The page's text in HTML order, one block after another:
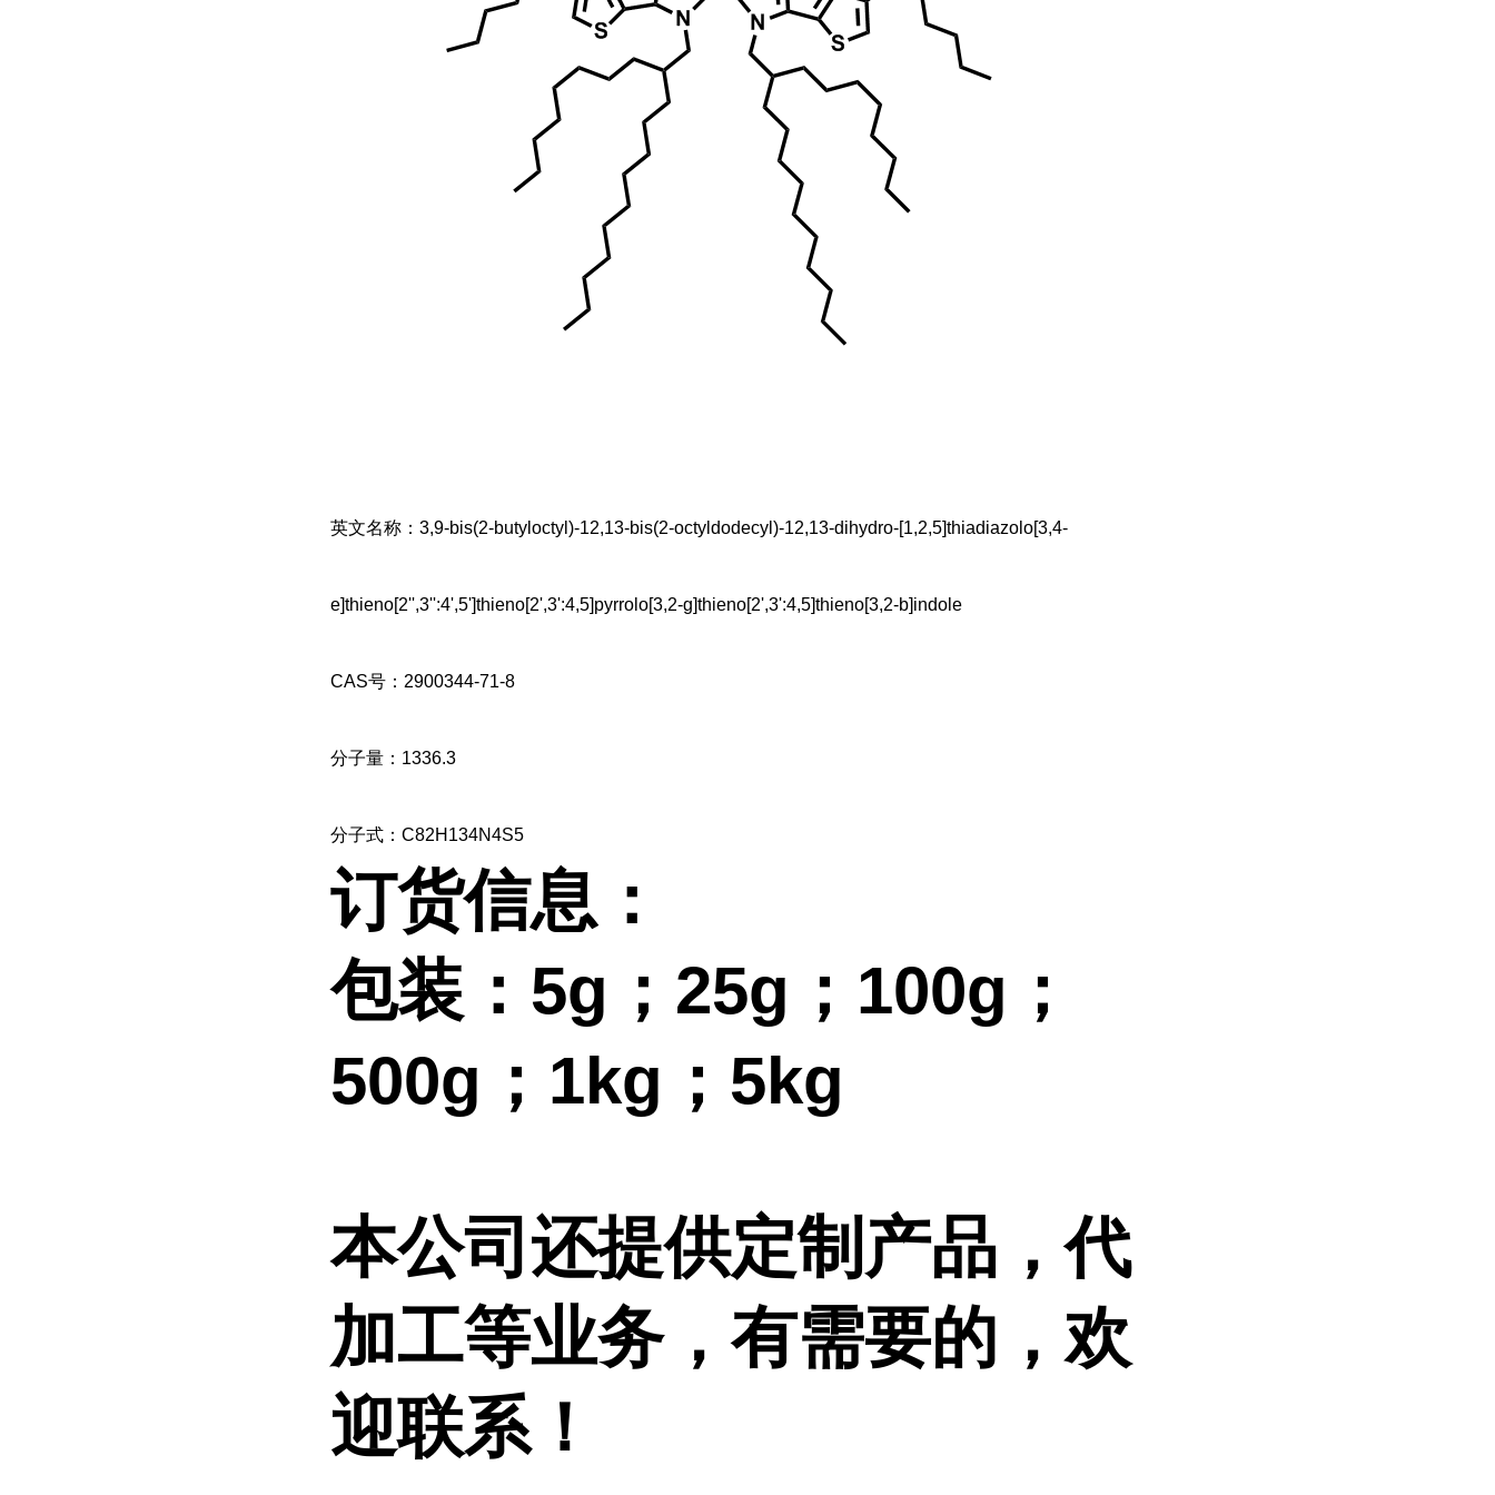
英文名称：3,9-bis(2-butyloctyl)-12,13-bis(2-octyldodecyl)-12,13-dihydro-[1,2,5]thiadiazolo[3,4-
e]thieno[2'',3'':4',5']thieno[2',3':4,5]pyrrolo[3,2-g]thieno[2',3':4,5]thieno[3,2-b]indole
CAS号： 2900344-71-8
分子量：1336.3
分子式：C82H134N4S5
订货信息：
包装：5g； 25g；100g；
500g；1kg；5kg
本公司还提供定制产品，代
加工等业务，有需要的，欢
迎联系！